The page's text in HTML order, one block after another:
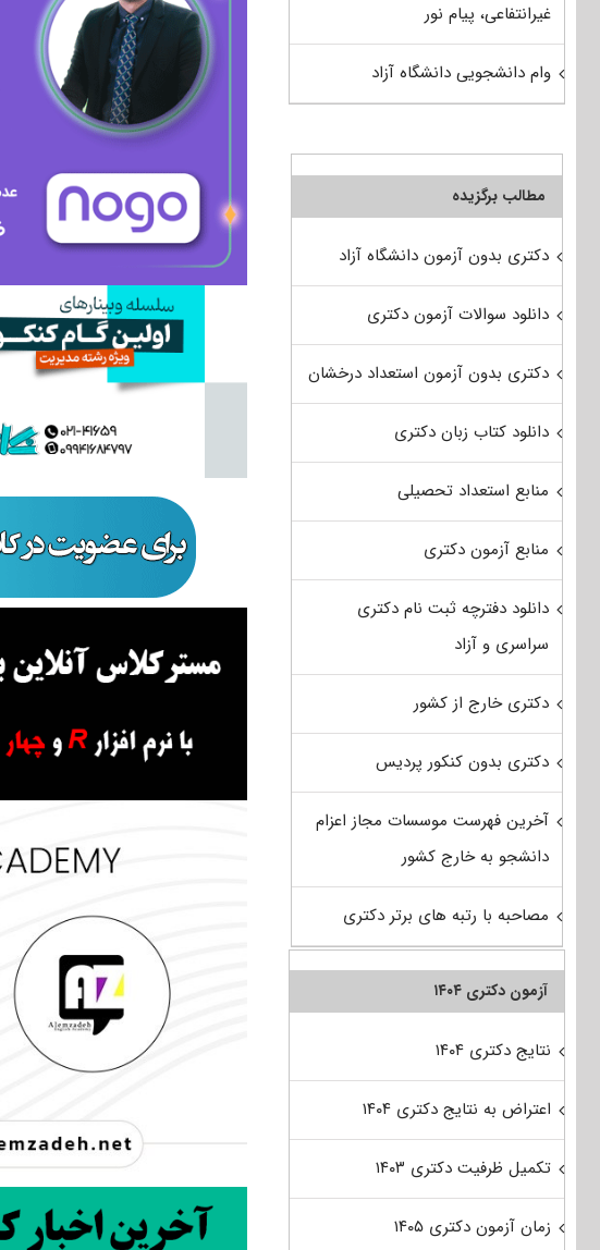
غیرانتفاعی، پیام نور
وام دانشجویی دانشگاه آزاد
مطالب برگزیده
دکتری بدون آزمون دانشگاه آزاد
دانلود سوالات آزمون دکتری
دکتری بدون آزمون استعداد درخشان
دانلود کتاب زبان دکتری
منابع استعداد تحصیلی
منابع آزمون دکتری
دانلود دفترچه ثبت نام دکتری
سراسری و آزاد
دکتری خارج از کشور
دکتری بدون کنکور پردیس
آخرین فهرست موسسات مجاز اعزام
دانشجو به خارج کشور
مصاحبه با رتبه های برتر دکتری
آزمون دکتری ۱۴۰۴
نتایج دکتری ۱۴۰۴
اعتراض به نتایج دکتری ۱۴۰۴
تکمیل ظرفیت دکتری ۱۴۰۳
زمان آزمون دکتری ۱۴۰۵